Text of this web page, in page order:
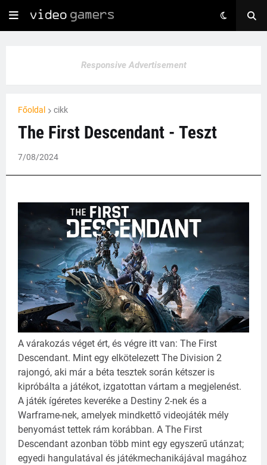
Responsive Advertisement
Főoldal cikk
The First Descendant - Teszt
7/08/2024
A várakozás véget ért, és végre itt van: The First
Descendant. Mint egy elkötelezett The Division 2
rajongó, aki már a béta tesztek során kétszer is
kipróbálta a játékot, izgatottan vártam a megjelenést.
A játék ígéretes keveréke a Destiny 2-nek és a
Warframe-nek, amelyek mindkettő videojáték mély
benyomást tettek rám korábban. A The First
Descendant azonban több mint egy egyszerű utánzat;
egyedi hangulatával és játékmechanikájával magához